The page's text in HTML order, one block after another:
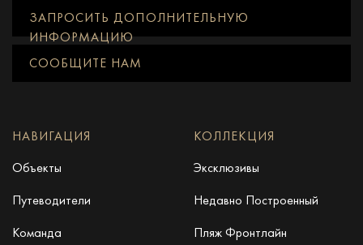
ЗАПРОСИТЬ ДОПОЛНИТЕЛЬНУЮ
ИНФОРМАЦИЮ
СООБЩИТЕ НАМ
НАВИГАЦИЯ
Объекты
Путеводители
Команда
КОЛЛЕКЦИЯ
Эксклюзивы
Недавно Построенный
Пляж Фронтлайн